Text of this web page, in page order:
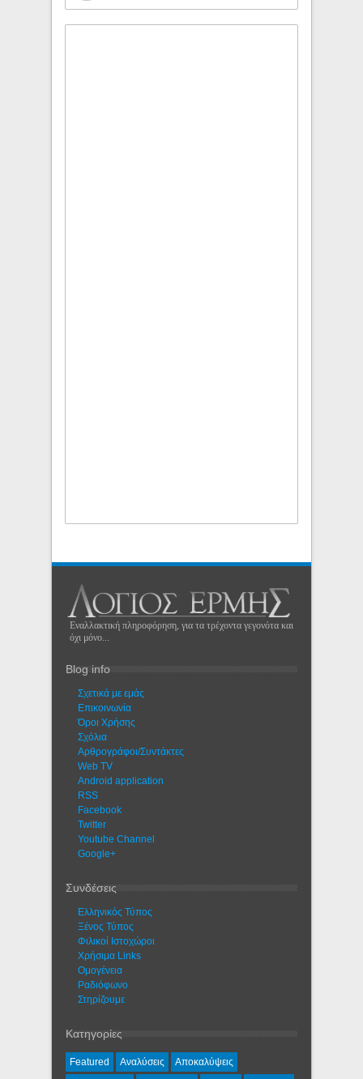
Εναλλακτική πληροφόρηση, για τα τρέχοντα γεγονότα και
όχι μόνο...
Blog info
Σχετικά με εμάς
Eπικοινωνία
Όροι Χρήσης
Σχόλια
Αρθρογράφοι/Συντάκτες
Web TV
Android application
RSS
Facebook
Twitter
Youtube Channel
Google+
Συνδέσεις
Ελληνικός Τύπος
Ξένος Τύπος
Φιλικοί Ιστοχώροι
Χρήσιμα Links
Ομογένεια
Ραδιόφωνο
Στηρίζουμε
Κατηγορίες
Featured Αναλύσεις
Αποκαλύψεις